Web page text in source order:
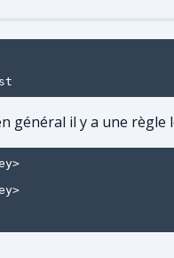
général il y a une règle